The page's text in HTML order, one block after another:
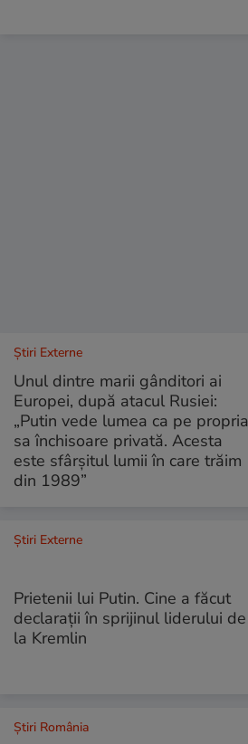
Știri Externe
Unul dintre marii gânditori ai
Europei, după atacul Rusiei:
„Putin vede lumea ca pe propria
sa închisoare privată. Acesta
este sfârșitul lumii în care trăim
din 1989”
Știri Externe
Prietenii lui Putin. Cine a făcut
declarații în sprijinul liderului de
la Kremlin
Știri România